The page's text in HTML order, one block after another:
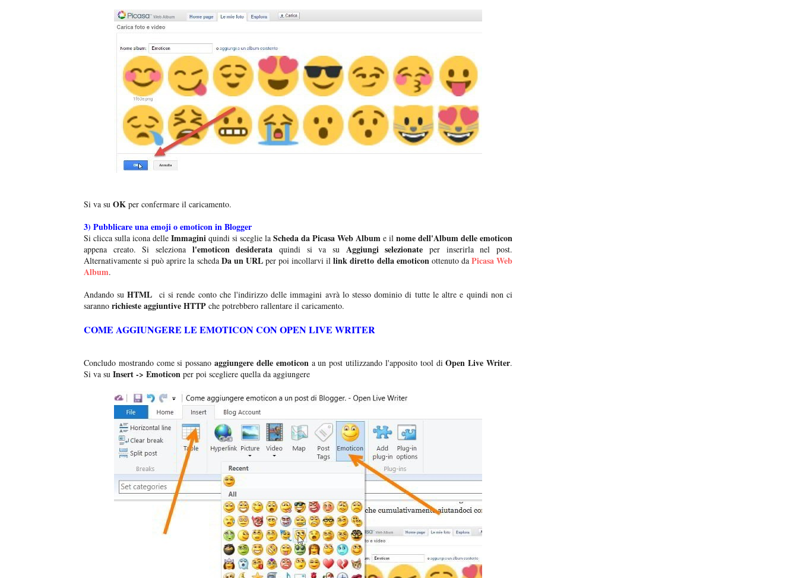
Si va su OK per confermare il caricamento.
3) Pubblicare una emoji o emoticon in Blogger
Si clicca sulla icona delle Immagini quindi si sceglie la Scheda da Picasa Web Album e il nome dell'Album delle emoticon
appena creato. Si seleziona l'emoticon desiderata quindi si va su Aggiungi selezionate per inserirla nel post.
Alternativamente si può aprire la scheda Da un URLper poi incollarvi illink diretto della emoticonottenuto da Picasa Web
Album.
Andando suHTML ci si rende conto che l'indirizzo delle immagini avrà lo stesso dominio di tutte le altre e quindi non ci
saranno richieste aggiuntive HTTP che potrebbero rallentare il caricamento.
COME AGGIUNGERE LE EMOTICON CON OPEN LIVE WRITER
Concludo mostrando come si possano aggiungere delle emoticona un post utilizzando l'apposito tool diOpen Live Writer.
Si va su Insert -> Emoticon per poi scegliere quella da aggiungere